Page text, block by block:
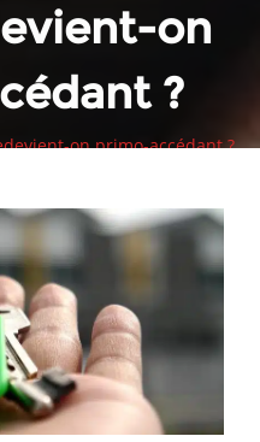
on
?
on primo-accédant ?